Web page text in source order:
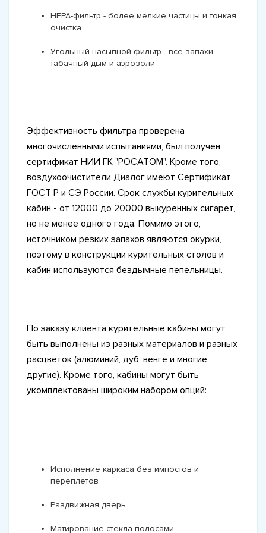
HEPA-фильтр - более мелкие частицы и тонкая
очистка
Угольный насыпной фильтр - все запахи,
табачный дым и аэрозоли
Эффективность фильтра проверена
многочисленными испытаниями, был получен
сертификат НИИ ГК "РОСАТОМ". Кроме того,
воздухоочистители Диалог имеют Сертификат
ГОСТ Р и СЭ России. Срок службы курительных
кабин - от 12000 до 20000 выкуренных сигарет,
но не менее одного года. Помимо этого,
источником резких запахов являются окурки,
поэтому в конструкции курительных столов и
кабин используются бездымные пепельницы.
По заказу клиента курительные кабины могут
быть выполнены из разных материалов и разных
расцветок (алюминий, дуб, венге и многие
другие). Кроме того, кабины могут быть
укомплектованы широким набором опций:
Исполнение каркаса без импостов и
переплетов
Раздвижная дверь
Матирование стекла полосами